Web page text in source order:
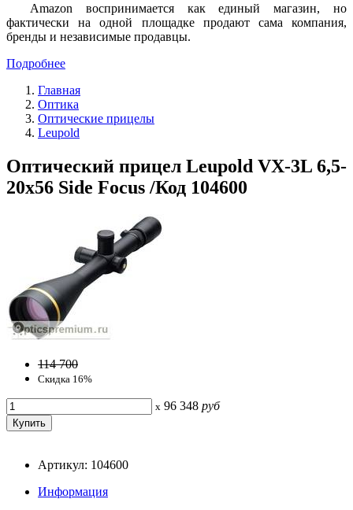
Amazon воспринимается как единый магазин, но
фактически на одной площадке продают сама компания,
бренды и независимые продавцы.
Подробнее
Главная
Оптика
Оптические прицелы
Leupold
Оптический прицел Leupold VX-3L 6,5-
20x56 Side Focus /Код 104600
114 700
Скидка 16%
x 96 348 руб
Артикул: 104600
Информация